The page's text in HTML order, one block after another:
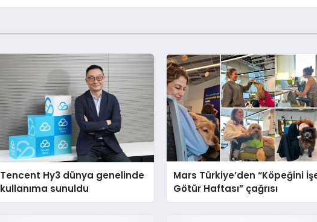
Tencent Hy3 dünya genelinde
kullanıma sunuldu
Mars Türkiye’den “Köpeğini
Götür Haftası” çağrısı